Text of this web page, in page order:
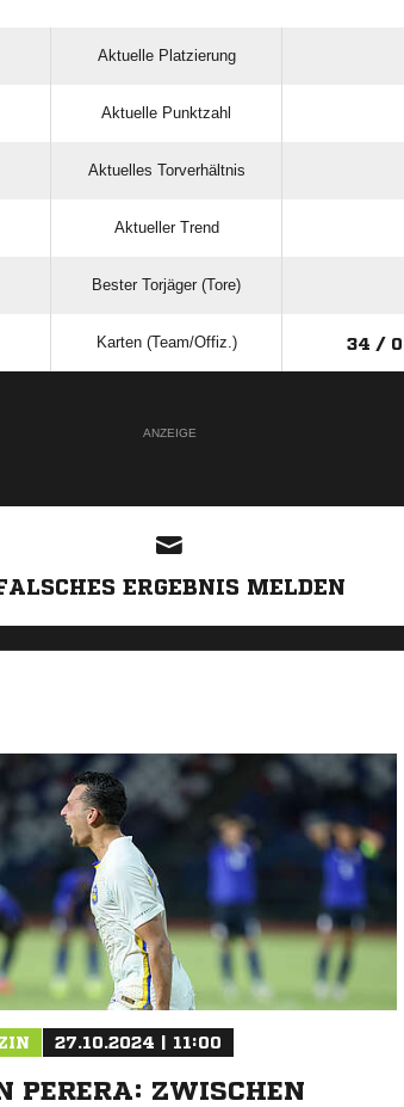
Aktuelle Platzierung
Aktuelle Punktzahl
Aktuelles Torverhältnis
Aktueller Trend
Bester Torjäger (Tore)
Karten (Team/Offiz.) 34 / 0
ANZEIGE
ERGEBNIS MELDEN
27.10.2024 | 11:00
PERERA: ZWISCHEN